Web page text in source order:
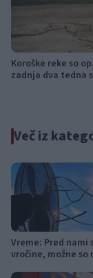
Koroške reke so
zadnja dva tedna
Več iz
Vreme: Pred nami
vročine, možne so